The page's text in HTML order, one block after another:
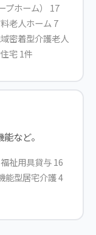
プホーム） 17
老人ホーム 7
密着型介護老人
宅 1件
など。
祉用具貸与 16
能型居宅介護 4